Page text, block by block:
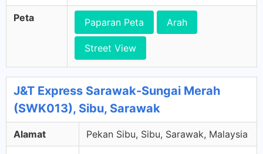
Peta Paparan Peta Arah
Street View
J&T Express Sarawak-Sungai Merah
(SWK013), Sibu, Sarawak
Alamat Pekan Sibu, Sibu, Sarawak, Malaysia